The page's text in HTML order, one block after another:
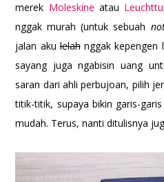
merek Moleskine atau
nggak murah (untuk sebuah
jalan aku lelahnggak kepengen
sayang juga ngabisin uang
saran dari ahli perbujoan, pilih
titik-titik, supaya bikin garis-
mudah. Terus, nanti ditulisnya